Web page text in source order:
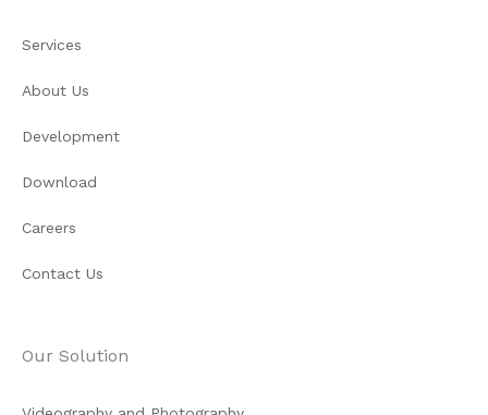
Services
About Us
Development
Download
Careers
Contact Us
Our Solution